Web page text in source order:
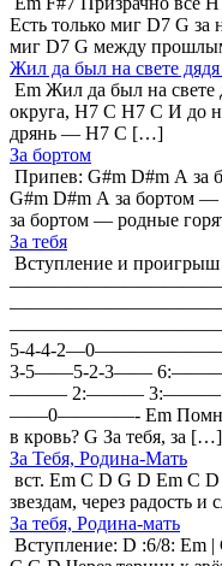
Есть только миг D7 G за
миг D7 G между
Жил да был на свете
Em Жил да был на свете
округа, H7 C H7 C И до
дрянь — H7 C […]
За бортом
Припев: G#m D#m А за
G#m D#m А за бортом —
за бортом — родные
За тебя
Вступление и
5-4-4-
3-5——5-2-3——
——— 2:——— 3:———
——0————- Em
в кровь? G За тебя, за […]
За Тебя, Родина-Мать
вст. Em C D G D Em C
звездам, через радость
За тебя, Родина-мать
Вступление: D :6/8: Em